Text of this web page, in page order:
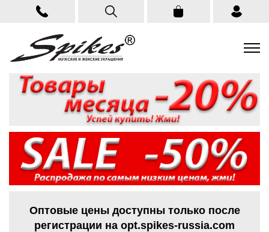
Оптовые цены доступны только после
регистрации на opt.spikes-russia.com